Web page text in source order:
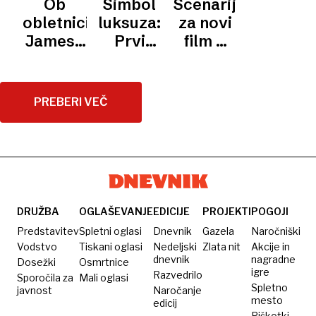
malo
podmornica
Muska
Bondov
avtomobil
je, da
bo
FILMU
Ob
obletnici
Jamesa
kako je
Sean
Simbol
luksuza:
Prvi
rolls-
royce je
Scenarij
za novi
film o
tolpe
PREBERI VEČ
DRUŽBA
Predstavitev
Vodstvo
Dosežki
Sporočila za
javnost
OGLAŠEVANJE
Spletni oglasi
Tiskani oglasi
Osmrtnice
Mali oglasi
EDICIJE
Dnevnik
Nedeljski
dnevnik
Razvedrilo
Naročanje
edicij
PROJEKTI
Gazela
Zlata nit
POGOJI
Naročniški
Akcije in
nagradne
igre
Spletno
mesto